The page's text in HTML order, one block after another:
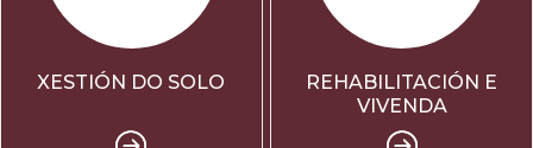
XESTIÓN DO SOLO
REHABILITACIÓN E
VIVENDA